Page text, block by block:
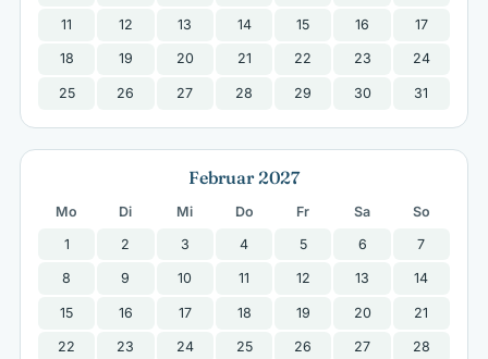
11 12 13 14 15 16 17
18 19 20 21 22 23 24
25 26 27 28 29 30 31
Februar 2027
Mo Di Mi Do Fr Sa
So
1
2 3 4 5 6 7
8 9 10 11 12 13 14
15 16 17 18 19 20 21
22 23 24 25 26 27 28